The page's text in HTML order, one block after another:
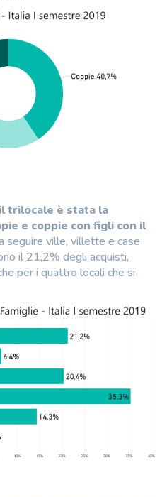
il trilocale è stata la
e coppie con figli con il
seguire ville, villette e case
il 21,2% degli acquisti,
per i quattro locali che si